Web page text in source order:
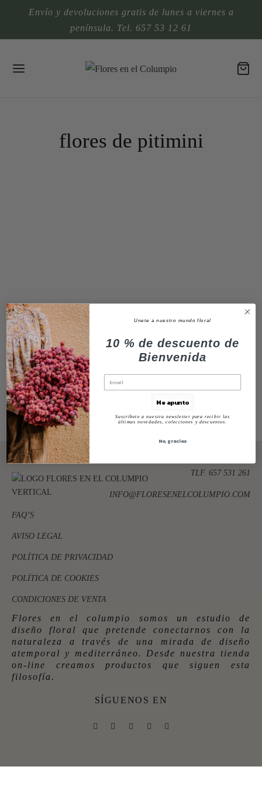
Envío y devoluciones gratis de lunes a viernes a
península. Tel. 657 53 12 61
flores de pitimini
Flores en el columpio somos un estudio de
diseño floral que pretende conectarnos con la
naturaleza a través de una mirada de diseño
atemporal y mediterráneo. Desde nuestra tienda
on-line creamos productos que siguen esta
filosofía.
SÍGUENOS EN
TLF. 657 531 261
INFO@FLORESENELCOLUMPIO.COM
FAQ’S
AVISO LEGAL
POLÍTICA DE PRIVACIDAD
POLÍTICA DE COOKIES
CONDICIONES DE VENTA
Unete a nuestro mundo floral
10 % de descuento de
Bienvenida
Me apunto
Suscríbete a nuestra newsletter para recibir las
últimas novedades, colecciones y descuentos.
No, gracias